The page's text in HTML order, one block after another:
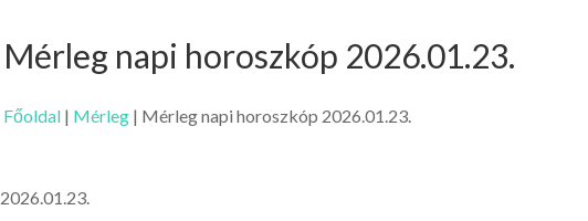
Mérleg napi horoszkóp 2026.01.23.
Főoldal | Mérleg | Mérleg napi horoszkóp 2026.01.23.
2026.01.23.